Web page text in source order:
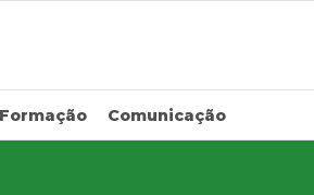
Comunicação